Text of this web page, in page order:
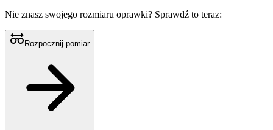
Nie znasz swojego rozmiaru oprawki? Sprawdź to teraz:
Rozpocznij pomiar